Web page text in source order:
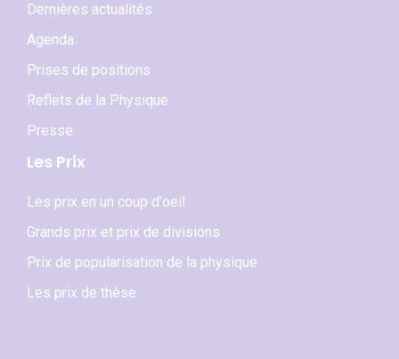
Dernières actualités
Agenda
Prises de positions
Reflets de la Physique
Presse
Les Prix
Les prix en un coup d'oeil
Grands prix et prix de divisions
Prix de popularisation de la physique
Les prix de thèse